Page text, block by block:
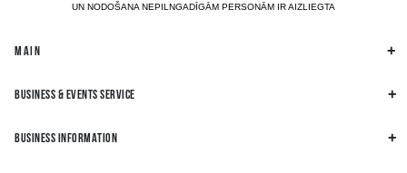
UN NODOŠANA NEPILNGADĪGĀM PERSONĀM IR AIZLIEGTA
MAIN
BUSINESS & EVENTS SERVICE
BUSINESS INFORMATION